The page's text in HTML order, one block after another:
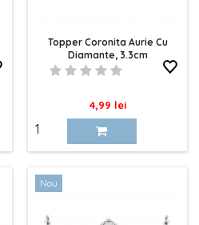
Topper Coronita Aurie Cu
Diamante, 3.3cm
Pret
4,99 lei
Nou